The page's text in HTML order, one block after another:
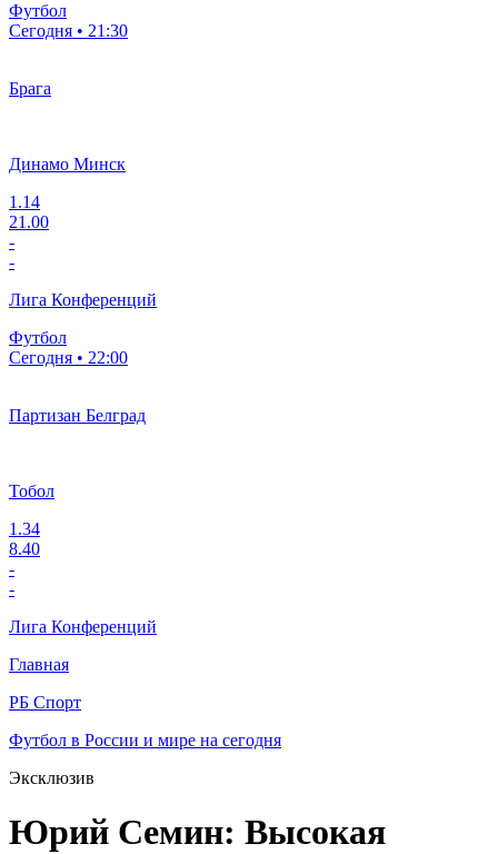
Футбол
Сегодня • 21:30
Брага
Динамо Минск
1.14
21.00
-
-
Лига Конференций
Футбол
Сегодня • 22:00
Партизан Белград
Тобол
1.34
8.40
-
-
Лига Конференций
Главная
РБ Спорт
Футбол в России и мире на сегодня
Эксклюзив
Юрий Семин: Высокая